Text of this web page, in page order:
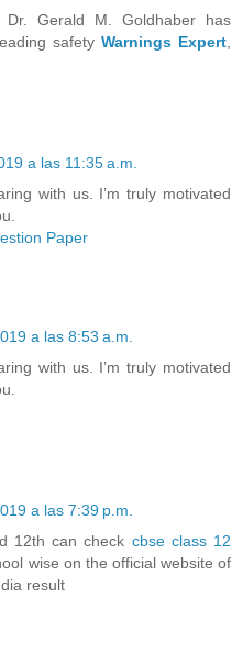
Gerald M. Goldhaber has
safety Warnings Expert
a las 11:35 a.m.
with us. I’m truly motivated
Paper
a las 8:53 a.m.
with us. I’m truly motivated
a las 7:39 p.m.
12th can check cbse class 12
wise on the official website of
result